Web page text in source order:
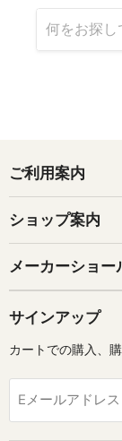
ご利用案内
ショップ案内
メーカーショー
サインアップ
カートでの購入、
Eメールアドレス